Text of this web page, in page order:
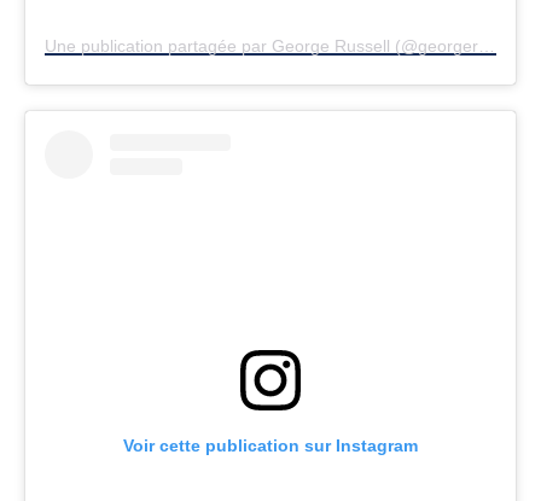
Une publication partagée par George Russell (@georgerussell63)
Voir cette publication sur Instagram